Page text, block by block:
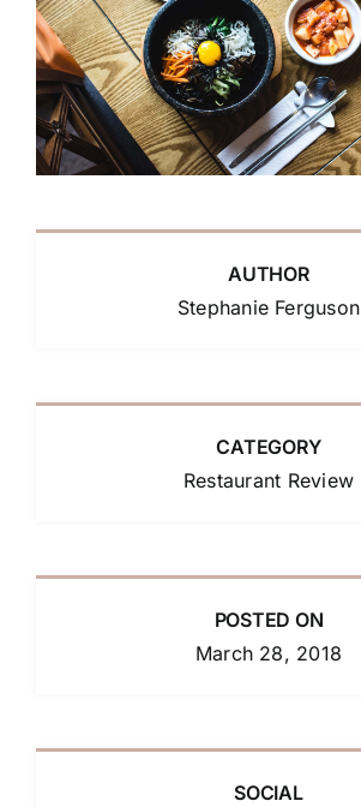
AUTHOR
Stephanie Ferguson
CATEGORY
Restaurant Review
POSTED ON
March 28, 2018
SOCIAL